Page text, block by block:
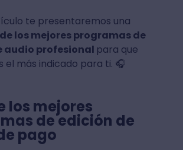
te presentaremos una
los mejores programas de
audio profesional para que
el más indicado para ti. 🎧
los mejores
de edición de
pago